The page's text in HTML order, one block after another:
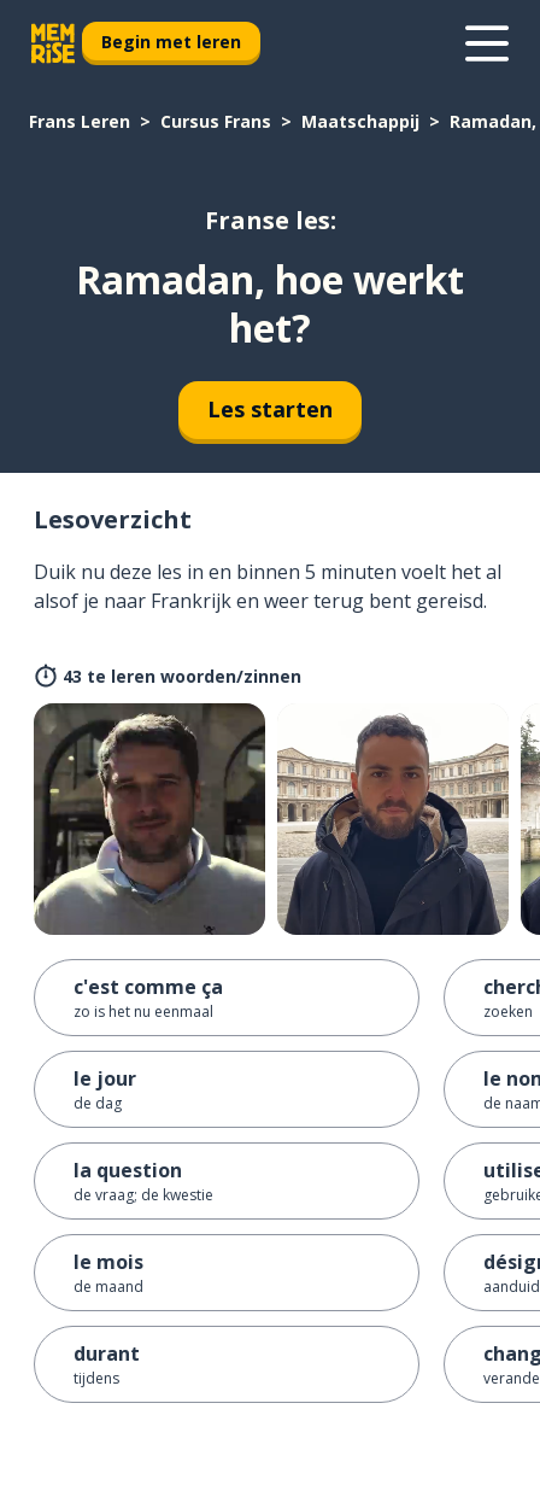
Begin met leren
Frans Leren Cursus Frans Maatschappij
Franse les:
Ramadan, hoe werkt
het?
Les starten
Lesoverzicht
Duik nu deze les in en binnen 5 minuten voelt het al
alsof je naar Frankrijk en weer terug bent gereisd.
43 te leren woorden/zinnen
c'est comme ça
zo is het nu eenmaal
le jour
de dag
la question
de vraag; de kwestie
le mois
de maand
durant
tijdens
zoeken
le
de